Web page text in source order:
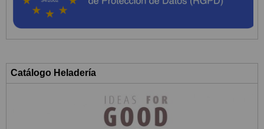
Catálogo Heladería